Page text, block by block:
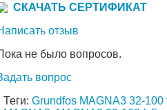
СКАЧАТЬ СЕРТИФИКАТ
отзыв
не было вопросов.
вопрос
Теги: Grundfos MAGNA3 32-100